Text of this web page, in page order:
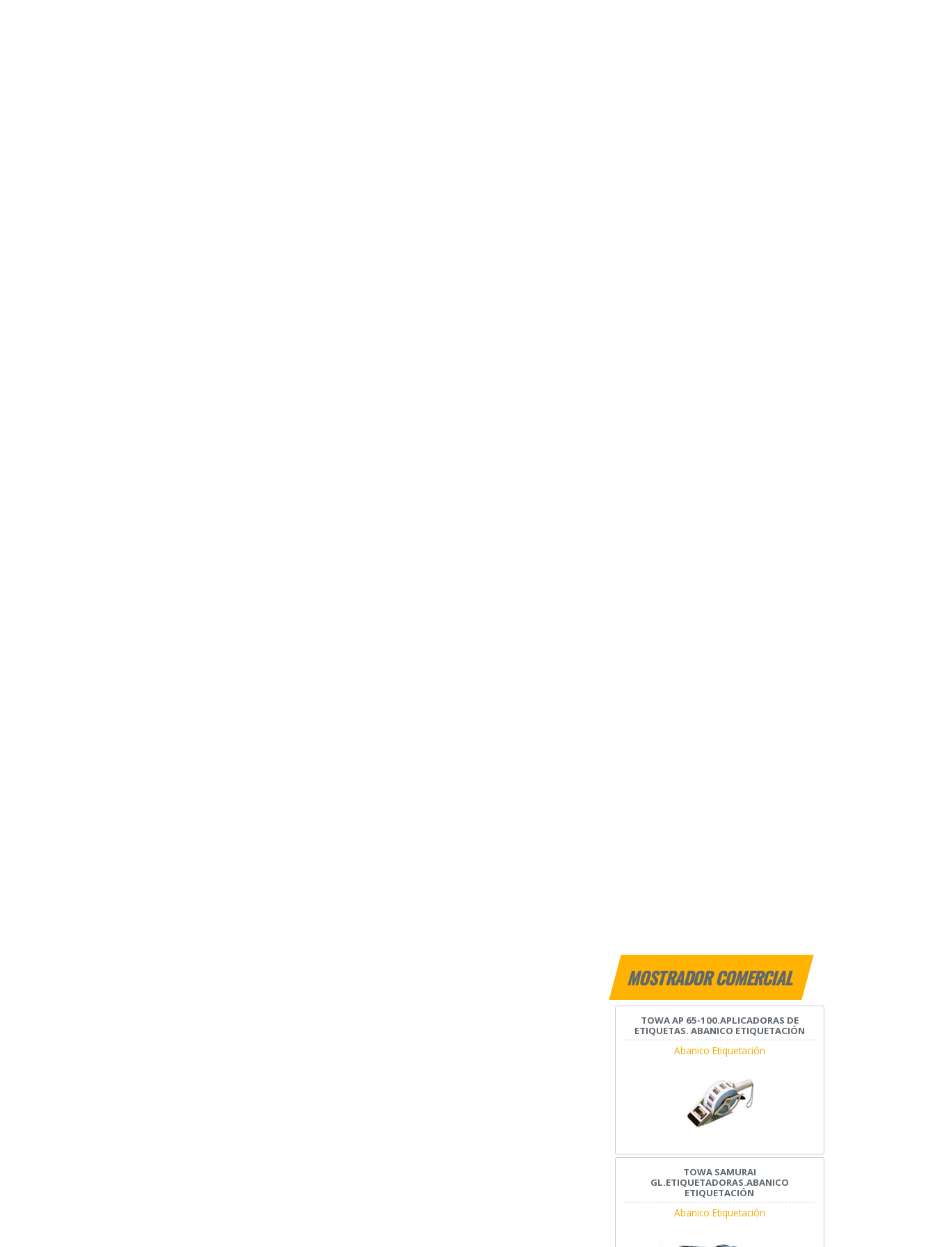
MOSTRADOR COMERCIAL
TOWA AP 65-100.APLICADORAS DE
ETIQUETAS. ABANICO ETIQUETACIÓN
Abanico Etiquetación
TOWA SAMURAI
GL.ETIQUETADORAS.ABANICO
ETIQUETACIÓN
Abanico Etiquetación